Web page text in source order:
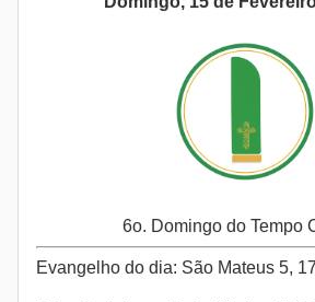
6o. Domingo do Tempo
Evangelho do dia: São Mateus 5,